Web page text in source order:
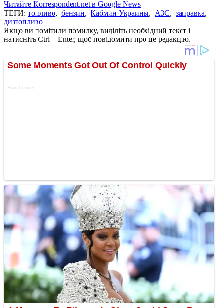
Читайте Korrespondent.net в Google News
ТЕГИ: топливо, бензин, Кабмин Украины, АЗС, заправка,
дизтопливо
Якщо ви помітили помилку, виділіть необхідний текст і
натисніть Ctrl + Enter, щоб повідомити про це редакцію.